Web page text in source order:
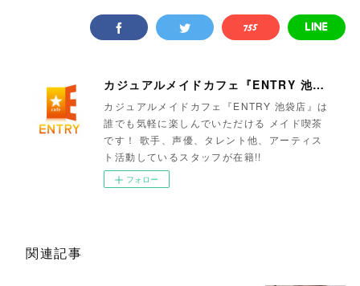
カジュアルメイドカフェ『ENTRY 池袋店』
カジュアルメイドカフェ『ENTRY 池袋店』は
誰でも気軽に楽しんでいただける メイド喫茶
です！ 歌手、声優、タレント他、アーティス
ト活動しているスタッフが在籍!!
フォロー
関連記事